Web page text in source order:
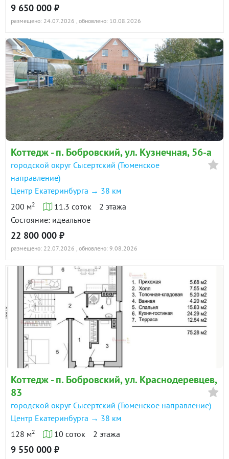
9 650 000 ₽
размещено: 24.07.2026 , обновлено: 10.08.2026
Коттедж - п. Бобровский, ул. Кузнечная, 56-а
городской округ Сысертский (Тюменское
направление)
Центр Екатеринбурга → 38 км
200 м2 11.3 соток
2 этажа
Состояние: идеальное
22 800 000 ₽
размещено: 22.07.2026 , обновлено: 9.08.2026
Коттедж - п. Бобровский, ул. Краснодеревцев,
83
городской округ Сысертский (Тюменское направление)
Центр Екатеринбурга → 38 км
128 м2 10 соток 2 этажа
9 550 000 ₽